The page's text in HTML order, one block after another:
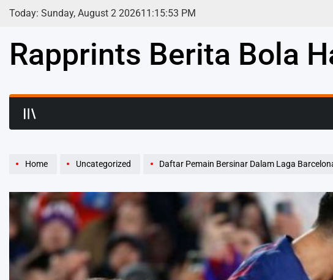
Skip
Today: Sunday, August 2 202611 :15:55 PM
Rapprints Berita Bola
Home Uncategorized Daftar Pemain Bersinar Dalam Laga